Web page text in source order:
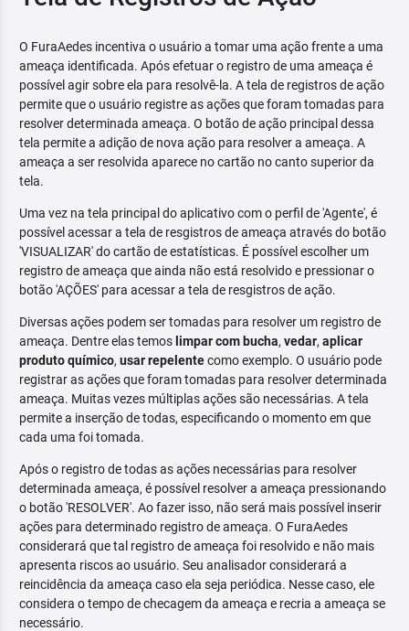
O FuraAedes incentiva o usuário a tomar uma ação frente a uma
ameaça identificada. Após efetuar o registro de uma ameaça é
possível agir sobre ela para resolvê-la. A tela de registros de ação
permite que o usuário registre as ações que foram tomadas para
resolver determinada ameaça. O botão de ação principal dessa
tela permite a adição de nova ação para resolver a ameaça. A
ameaça a ser resolvida aparece no cartão no canto superior da
tela.
Uma vez na tela principal do aplicativo com o perfil de 'Agente', é
possível acessar a tela de resgistros de ameaça através do botão
'VISUALIZAR' do cartão de estatísticas. É possível escolher um
registro de ameaça que ainda não está resolvido e pressionar o
botão 'AÇÕES' para acessar a tela de resgistros de ação.
Diversas ações podem ser tomadas para resolver um registro de
ameaça. Dentre elas temos limpar com bucha, vedar, aplicar
produto químico, usar repelentecomo exemplo. O usuário pode
registrar as ações que foram tomadas para resolver determinada
ameaça. Muitas vezes múltiplas ações são necessárias. A tela
permite a inserção de todas, especificando o momento em que
cada uma foi tomada.
Após o registro de todas as ações necessárias para resolver
determinada ameaça, é possível resolver a ameaça pressionando
o botão 'RESOLVER'. Ao fazer isso, não será mais possível inserir
ações para determinado registro de ameaça. O FuraAedes
considerará que tal registro de ameaça foi resolvido e não mais
apresenta riscos ao usuário. Seu analisador considerará a
reincidência da ameaça caso ela seja periódica. Nesse caso, ele
considera o tempo de checagem da ameaça e recria a ameaça se
necessário.